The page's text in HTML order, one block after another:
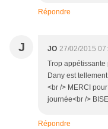
Répondre
J JO 27/02/2015
Trop appétissante
Dany est
<br /> MERCI
journée<br />
Répondre